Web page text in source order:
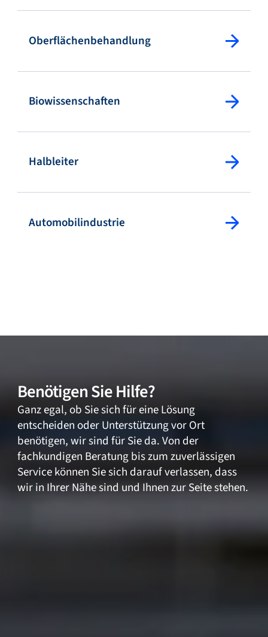
Kontakt aufnehmen
Oberflächenbehandlung
Biowissenschaften
Halbleiter
Automobilindustrie
Benötigen Sie Hilfe?
Ganz egal, ob Sie sich für eine Lösung
entscheiden oder Unterstützung vor Ort
benötigen, wir sind für Sie da. Von der
fachkundigen Beratung bis zum zuverlässigen
Service können Sie sich darauf verlassen, dass
wir in Ihrer Nähe sind und Ihnen zur Seite stehen.